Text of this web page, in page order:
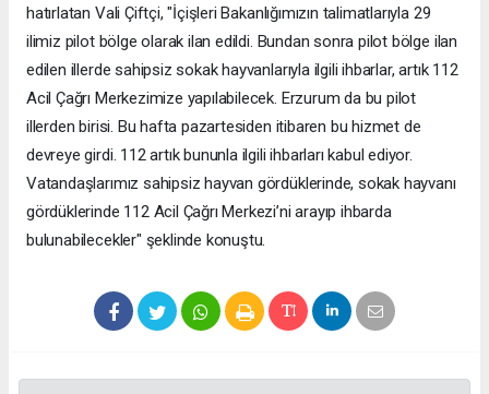
hatırlatan Vali Çiftçi, "İçişleri Bakanlığımızın talimatlarıyla 29
ilimiz pilot bölge olarak ilan edildi. Bundan sonra pilot bölge ilan
edilen illerde sahipsiz sokak hayvanlarıyla ilgili ihbarlar, artık 112
Acil Çağrı Merkezimize yapılabilecek. Erzurum da bu pilot
illerden birisi. Bu hafta pazartesiden itibaren bu hizmet de
devreye girdi. 112 artık bununla ilgili ihbarları kabul ediyor.
Vatandaşlarımız sahipsiz hayvan gördüklerinde, sokak hayvanı
gördüklerinde 112 Acil Çağrı Merkezi’ni arayıp ihbarda
bulunabilecekler" şeklinde konuştu.